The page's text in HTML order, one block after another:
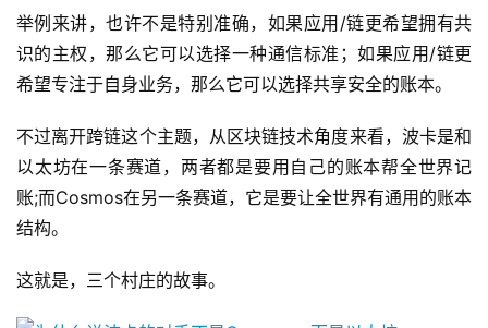
举例来讲，也许不是特别准确，如果应用/链更希望拥有共
识的主权，那么它可以选择一种通信标准；如果应用/链更
希望专注于自身业务，那么它可以选择共享安全的账本。
不过离开跨链这个主题，从区块链技术角度来看，波卡是和
以太坊在一条赛道，两者都是要用自己的账本帮全世界记
账;而Cosmos在另一条赛道，它是要让全世界有通用的账本
结构。
这就是，三个村庄的故事。